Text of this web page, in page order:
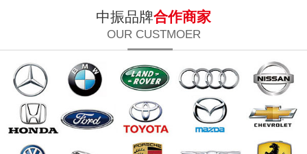
中振品牌合作商家
OUR CUSTMOER